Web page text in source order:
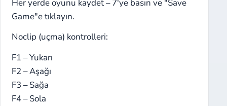
Her yerde oyunu kaydet – 7'ye basın ve "Save
Game"e tıklayın.
Noclip (uçma) kontrolleri:
F1 – Yukarı
F2 – Aşağı
F3 – Sağa
F4 – Sola